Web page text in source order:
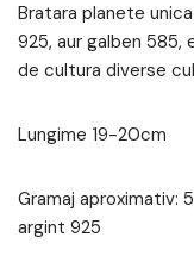
Bratara planete
925, aur galben 585,
de cultura diverse
Lungime 19-20cm
Gramaj aproximativ:
argint 925